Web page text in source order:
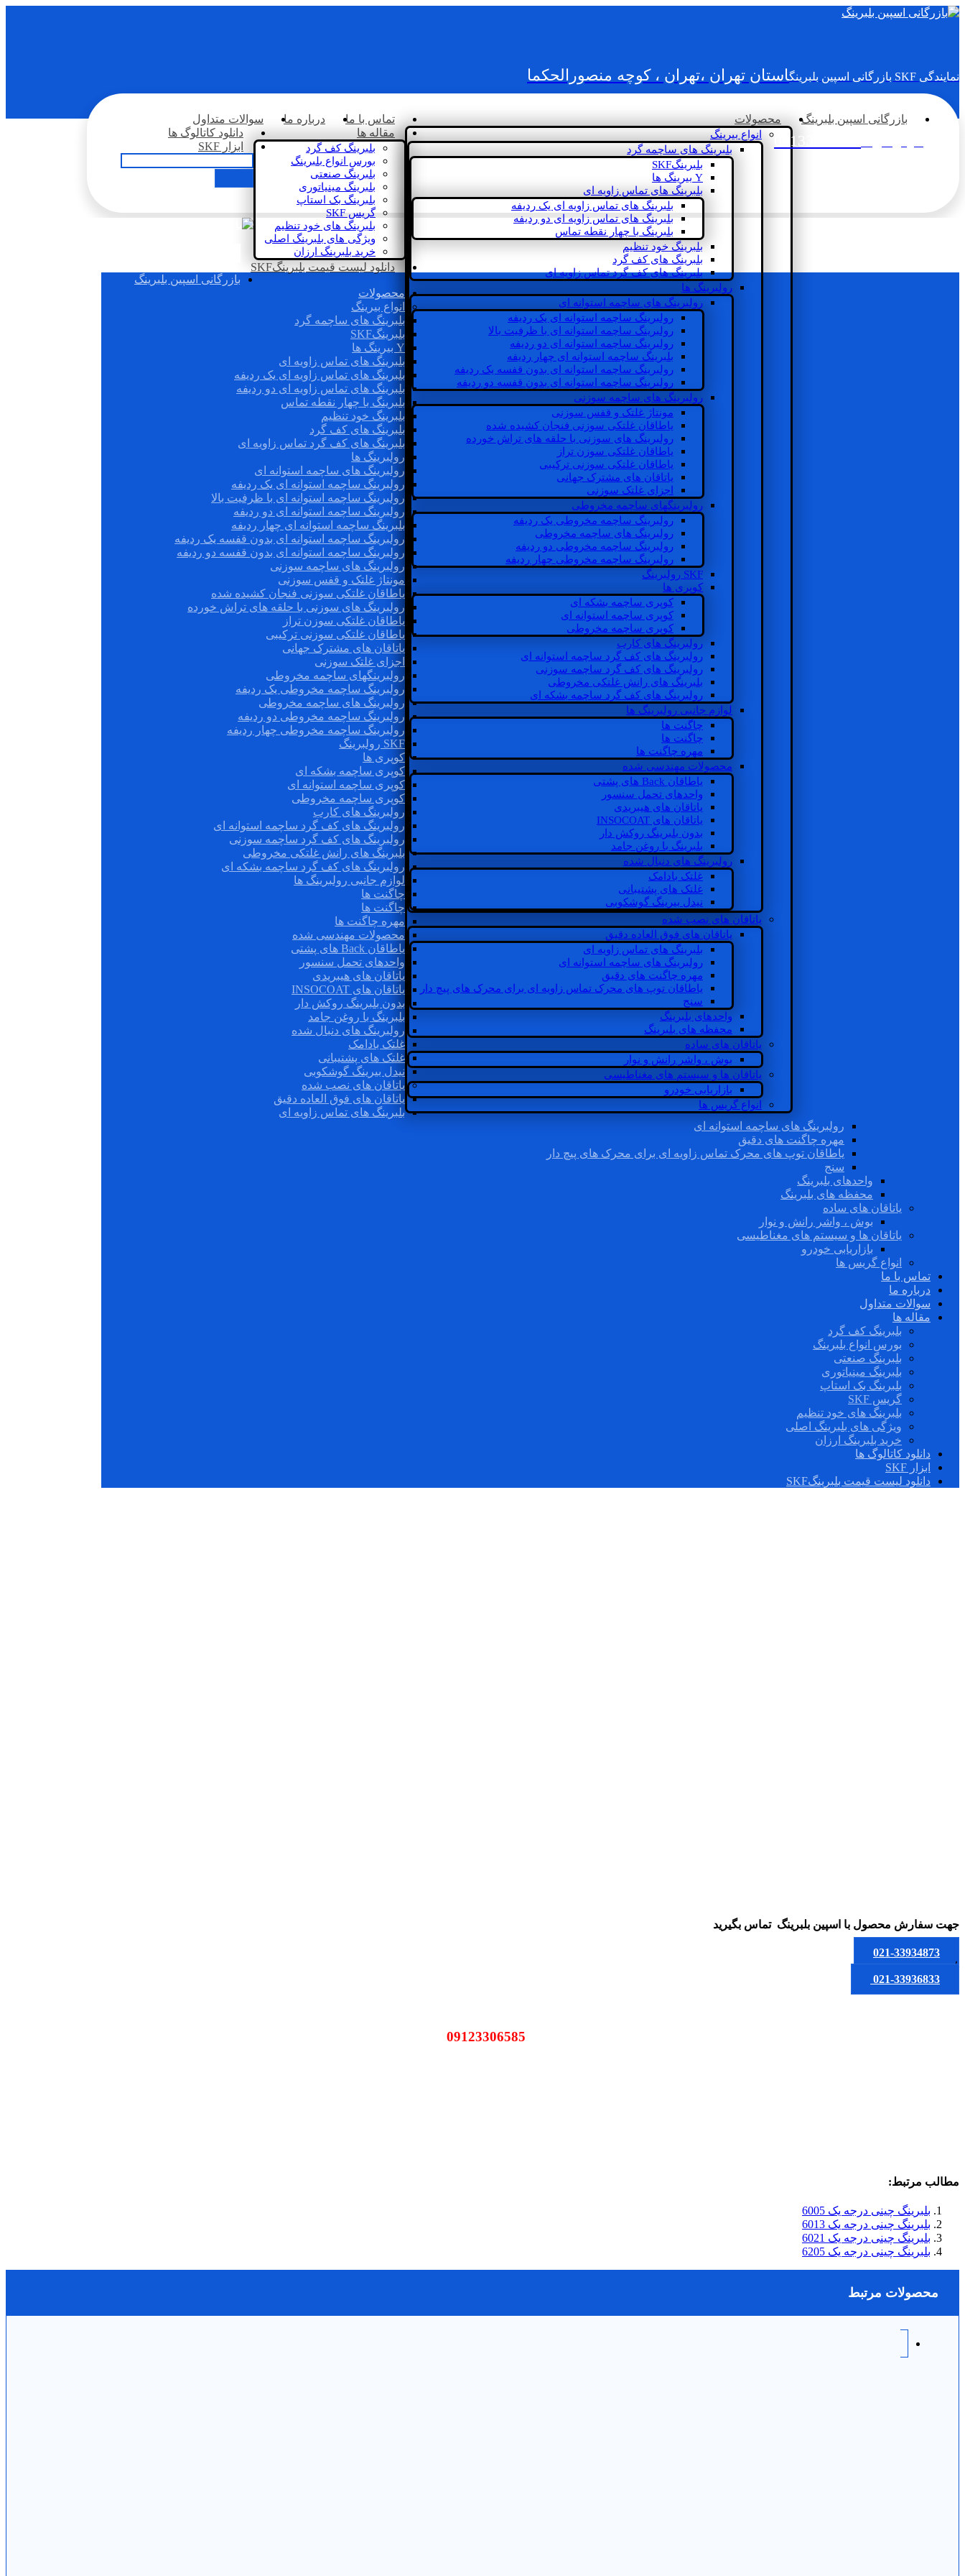
نمایندگی SKF بازرگانی اسپین بلبرینگ استان تهران ،تهران ، کوچه منصورالحکما
02133936833
بازرگانی اسپین بلبرینگ محصولات
انواع بیرینگ
بلبرینگ های ساچمه گرد
بلبرینگSKF
Y بیرینگ ها
بلبرینگ های تماس زاویه ای
بلبرینگ های تماس زاویه ای یک ردیفه
بلبرینگ های تماس زاویه ای دو ردیفه
بلبرینگ با چهار نقطه تماس
بلبرینگ خود تنظیم
بلبرینگ های کف گرد
بلبرینگ های کف گرد تماس زاویه ای
رولبرینگ ها
رولبرینگ های ساچمه استوانه ای
رولبرینگ ساچمه استوانه ای یک ردیفه
رولبرینگ ساچمه استوانه ای با ظرفیت بالا
رولبرینگ ساچمه استوانه ای دو ردیفه
بلبرینگ ساچمه استوانه ای چهار ردیفه
رولبرینگ ساچمه استوانه ای بدون قفسه یک ردیفه
رولبرینگ ساچمه استوانه ای بدون قفسه دو ردیفه
رولبرینگ های ساچمه سوزنی
مونتاژ غلتک و قفس سوزنی
یاطاقان غلتکی سوزنی فنجان کشیده شده
رولبرینگ های سوزنی با حلقه های تراش خورده
یاطاقان غلتکی سوزن تراز
یاطاقان غلتکی سوزنی ترکیبی
یاتاقان های مشترک جهانی
اجزای غلتک سوزنی
رولبرینگهای ساچمه مخروطی
رولبرینگ ساچمه مخروطی یک ردیفه
رولبرینگ های ساچمه مخروطی
رولبرینگ ساچمه مخروطی دو ردیفه
رولبرینگ ساچمه مخروطی چهار ردیفه
SKF رولبرینگ
کوپری ها
کوپری ساچمه بشکه ای
کوپری ساچمه استوانه ای
کوپری ساچمه مخروطی
رولبرینگ های کارب
رولبرینگ های کف گرد ساچمه استوانه ای
رولبرینگ های کف گرد ساچمه سوزنی
بلبرینگ های رانش غلتکی مخروطی
رولبرینگ های کف گرد ساچمه بشکه ای
لوازم جانبی رولبرینگ ها
چاگنت ها
چاگنت ها
مهره چاگنت ها
محصولات مهندسی شده
یاطاقان Back های پشتی
واحدهای تحمل سنسور
یاتاقان های هیبریدی
یاتاقان های INSOCOAT
بدون بلبرینگ روکش دار
بلبرینگ با روغن جامد
رولبرینگ های دنبال شده
غلتک بادامک
غلتک های پشتیبانی
نیدل بیرینگ گوشکوبی
یاتاقان های نصب شده
یاتاقان های فوق العاده دقیق
بلبرینگ های تماس زاویه ای
رولبرینگ های ساچمه استوانه ای
مهره چاگنت های دقیق
یاطاقان توپ های محرک تماس زاویه ای برای محرک های پیچ دار
سنج
واحدهای بلبرینگ
محفظه های بلبرینگ
یاتاقان های ساده
بوش ، واشر رانش و نوار
یاتاقان ها و سیستم های مغناطیسی
بازاریابی خودرو
انواع گریس ها
تماس با ما درباره ما
سوالات متداول
مقاله ها
بلبرینگ کف گرد
بورس انواع بلبرینگ
بلبرینگ صنعتی
بلبرینگ مینیاتوری
بلبرینگ بک استاپ
گریس SKF
بلبرینگ های خود تنظیم
ویژگی های بلبرینگ اصلی
خرید بلبرینگ ارزان
دانلود کاتالوگ ها
ابزار SKF
دانلود لیست قیمت بلبرینگSKF
بازرگانی اسپین بلبرینگ
محصولات
انواع بیرینگ
بلبرینگ های ساچمه گرد
بلبرینگSKF
Y بیرینگ ها
بلبرینگ های تماس زاویه ای
بلبرینگ های تماس زاویه ای یک ردیفه
بلبرینگ های تماس زاویه ای دو ردیفه
بلبرینگ با چهار نقطه تماس
بلبرینگ خود تنظیم
بلبرینگ های کف گرد
بلبرینگ های کف گرد تماس زاویه ای
رولبرینگ ها
رولبرینگ های ساچمه استوانه ای
رولبرینگ ساچمه استوانه ای یک ردیفه
رولبرینگ ساچمه استوانه ای با ظرفیت بالا
رولبرینگ ساچمه استوانه ای دو ردیفه
بلبرینگ ساچمه استوانه ای چهار ردیفه
رولبرینگ ساچمه استوانه ای بدون قفسه یک ردیفه
رولبرینگ ساچمه استوانه ای بدون قفسه دو ردیفه
رولبرینگ های ساچمه سوزنی
مونتاژ غلتک و قفس سوزنی
یاطاقان غلتکی سوزنی فنجان کشیده شده
رولبرینگ های سوزنی با حلقه های تراش خورده
یاطاقان غلتکی سوزن تراز
یاطاقان غلتکی سوزنی ترکیبی
یاتاقان های مشترک جهانی
اجزای غلتک سوزنی
رولبرینگهای ساچمه مخروطی
رولبرینگ ساچمه مخروطی یک ردیفه
رولبرینگ های ساچمه مخروطی
رولبرینگ ساچمه مخروطی دو ردیفه
رولبرینگ ساچمه مخروطی چهار ردیفه
SKF رولبرینگ
کوپری ها
کوپری ساچمه بشکه ای
کوپری ساچمه استوانه ای
کوپری ساچمه مخروطی
رولبرینگ های کارب
رولبرینگ های کف گرد ساچمه استوانه ای
رولبرینگ های کف گرد ساچمه سوزنی
بلبرینگ های رانش غلتکی مخروطی
رولبرینگ های کف گرد ساچمه بشکه ای
لوازم جانبی رولبرینگ ها
چاگنت ها
چاگنت ها
مهره چاگنت ها
محصولات مهندسی شده
یاطاقان Back های پشتی
واحدهای تحمل سنسور
یاتاقان های هیبریدی
یاتاقان های INSOCOAT
بدون بلبرینگ روکش دار
بلبرینگ با روغن جامد
رولبرینگ های دنبال شده
غلتک بادامک
غلتک های پشتیبانی
نیدل بیرینگ گوشکوبی
یاتاقان های نصب شده
یاتاقان های فوق العاده دقیق
بلبرینگ های تماس زاویه ای
رولبرینگ های ساچمه استوانه ای
مهره چاگنت های دقیق
یاطاقان توپ های محرک تماس زاویه ای برای محرک های پیچ دار
سنج
واحدهای بلبرینگ
محفظه های بلبرینگ
یاتاقان های ساده
بوش ، واشر رانش و نوار
یاتاقان ها و سیستم های مغناطیسی
بازاریابی خودرو
انواع گریس ها
تماس با ما
درباره ما
سوالات متداول
مقاله ها
بلبرینگ کف گرد
بورس انواع بلبرینگ
بلبرینگ صنعتی
بلبرینگ مینیاتوری
بلبرینگ بک استاپ
گریس SKF
بلبرینگ های خود تنظیم
ویژگی های بلبرینگ اصلی
خرید بلبرینگ ارزان
دانلود کاتالوگ ها
ابزار SKF
دانلود لیست قیمت بلبرینگSKF
جهت سفارش محصول با اسپین بلبرینگ تماس بگیرید
021-33934873
یا
021-33936833
مطالب مرتبط:
بلبرینگ چینی درجه یک 6005
بلبرینگ چینی درجه یک 6013
بلبرینگ چینی درجه یک 6021
بلبرینگ چینی درجه یک 6205
محصولات مرتبط